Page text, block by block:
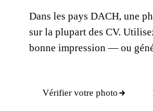
Dans les pays DACH, une
sur la plupart des CV.
bonne impression — ou
Vérifier votre photo